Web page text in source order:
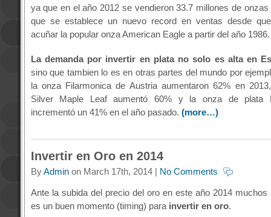
ya que en el año 2012 se vendieron 33.7 millones de
que se establece un nuevo record en ventas desde
acuñar la popular onza American Eagle a partir del año 1986.
La demanda por invertir en plata no solo es alta en
sino que tambien lo es en otras partes del mundo por
la onza Filarmonica de Austria aumentaron 62% en
Silver Maple Leaf aumentó 60% y la onza de plata
incrementó un 41% en el año pasado. (more…)
Invertir en Oro en 2014
ByAdminon March 17th, 2014 | No Comments
Ante la subida del precio del oro en este año 2014 muchos
es un buen momento (timing) para invertir en oro.